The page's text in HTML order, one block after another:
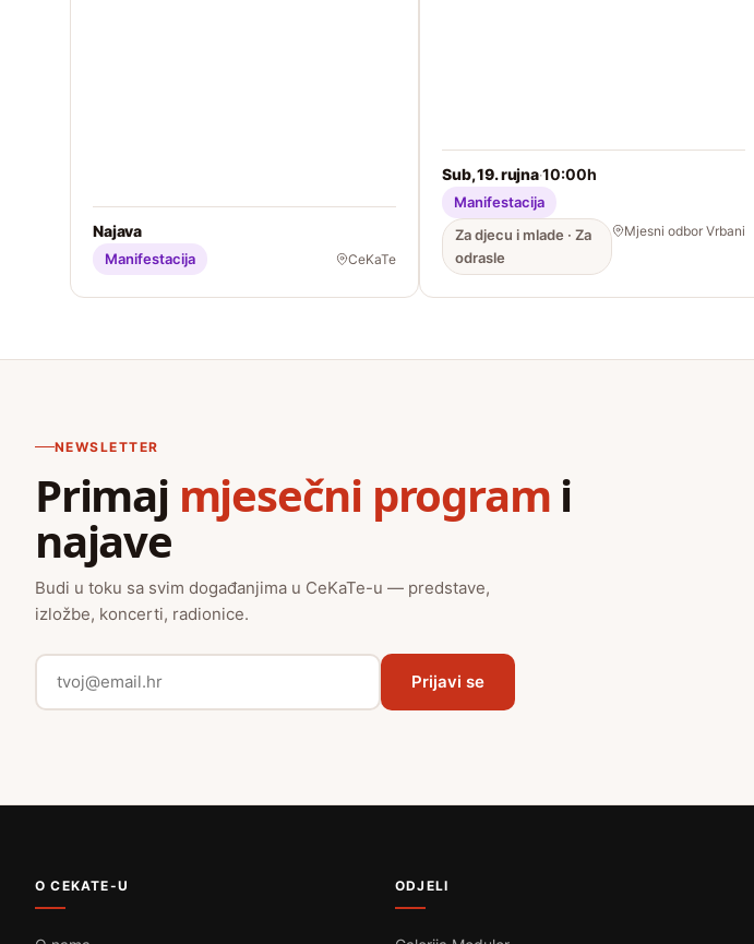
Najava
Manifestacija CeKaTe
Sub, 19. rujna·10:00h
Manifestacija
Za djecu i mlade · Za
odrasle
Mjesni odbor Vrbani
NEWSLETTER
Primaj mjesečni program i
najave
Budi u toku sa svim događanjima u CeKaTe-u — predstave,
izložbe, koncerti, radionice.
Prijavi se
O CEKATE-U ODJELI